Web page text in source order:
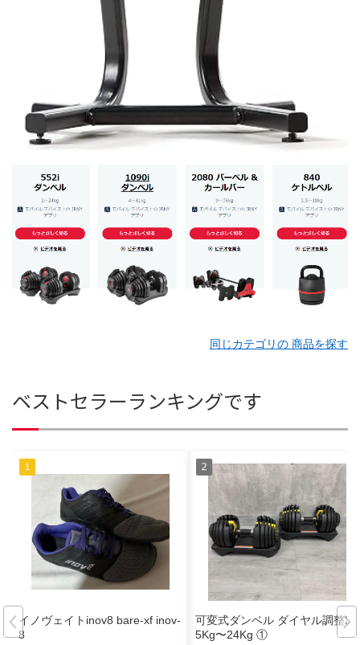
同じカテゴリの 商品を探す
ベストセラーランキングです
イノヴェイトinov8 bare-xf inov-
8
可変式ダンベル ダイヤル調整2.
5Kg〜24Kg ①